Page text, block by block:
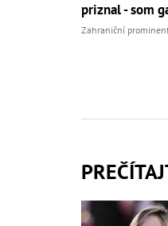
priznal - som
Zahraniční